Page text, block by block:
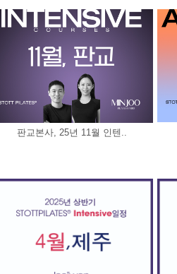
판교본사, 25년 11월 인텐..